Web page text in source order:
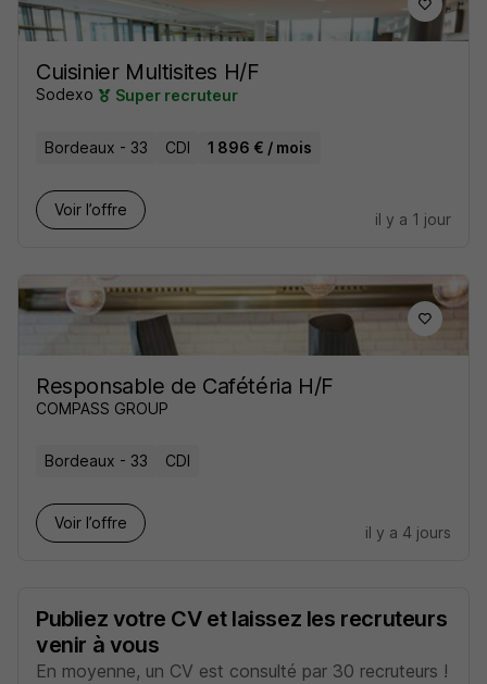
Cuisinier Multisites H/F
Sodexo Super recruteur
Bordeaux - 33 CDI 1 896 € / mois
Voir l’offre
il y a 1 jour
Responsable de Cafétéria H/F
COMPASS GROUP
Bordeaux - 33 CDI
Voir l’offre
il y a 4 jours
Publiez votre CV et laissez les recruteurs
venir à vous
En moyenne, un CV est consulté par 30 recruteurs !